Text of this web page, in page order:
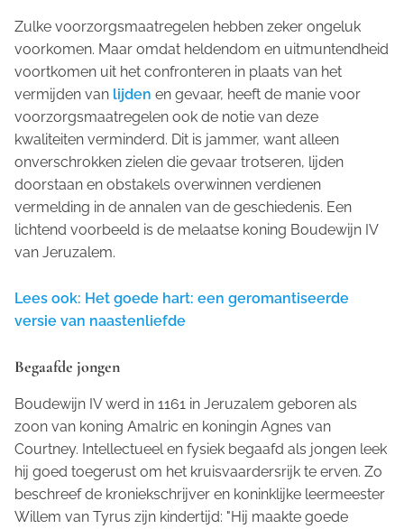
Zulke voorzorgsmaatregelen hebben zeker ongeluk
voorkomen. Maar omdat heldendom en uitmuntendheid
voortkomen uit het confronteren in plaats van het
vermijden van lijden en gevaar, heeft de manie voor
voorzorgsmaatregelen ook de notie van deze
kwaliteiten verminderd. Dit is jammer, want alleen
onverschrokken zielen die gevaar trotseren, lijden
doorstaan en obstakels overwinnen verdienen
vermelding in de annalen van de geschiedenis. Een
lichtend voorbeeld is de melaatse koning Boudewijn IV
van Jeruzalem.
Lees ook: Het goede hart: een geromantiseerde
versie van naastenliefde
Begaafde jongen
Boudewijn IV werd in 1161 in Jeruzalem geboren als
zoon van koning Amalric en koningin Agnes van
Courtney. Intellectueel en fysiek begaafd als jongen leek
hij goed toegerust om het kruisvaardersrijk te erven. Zo
beschreef de kroniekschrijver en koninklijke leermeester
Willem van Tyrus zijn kindertijd: "Hij maakte goede